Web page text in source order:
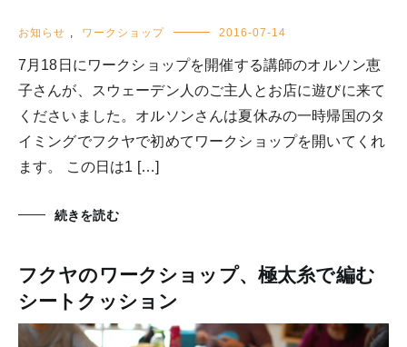
お知らせ , ワークショップ 2016-07-14
7月18日にワークショップを開催する講師のオルソン恵
子さんが、スウェーデン人のご主人とお店に遊びに来て
くださいました。オルソンさんは夏休みの一時帰国のタ
イミングでフクヤで初めてワークショップを開いてくれ
ます。 この日は1 […]
続きを読む
フクヤのワークショップ、極太糸で編む
シートクッション